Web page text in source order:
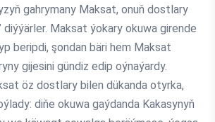
gahrymany Maksat, onuň dostlary
diýýärler. Maksat ýokary okuwa girende
beripdi, şondan bäri hem Maksat
gijesini gündiz edip oýnaýardy.
öz dostlary bilen dükanda otyrka,
diňe okuwa gaýdanda Kakasynyň